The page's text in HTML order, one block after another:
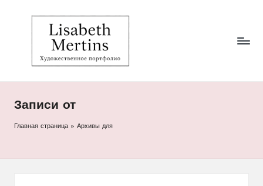
содержимому
b
et
h
Художественное
портфолио
Мертинс
Записи от
Главная страница » Архивы для